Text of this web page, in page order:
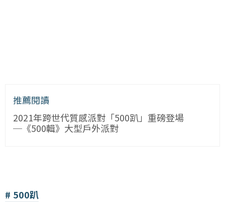
推薦閱讀
2021年跨世代質感派對「500趴」重磅登場
─《500輯》大型戶外派對
500趴